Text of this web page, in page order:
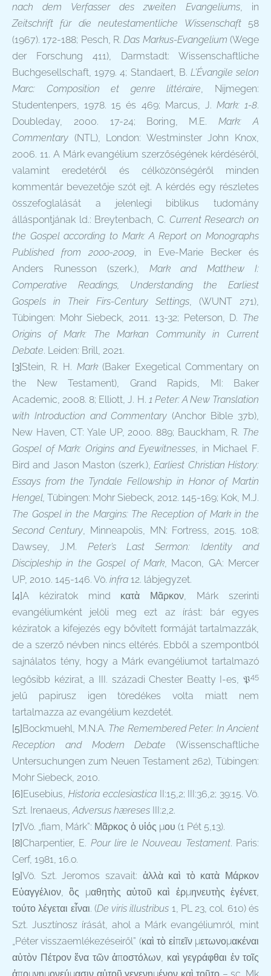
nach dem Verfasser des zweiten Evangeliums, in
Zeitschrift für die neutestamentliche Wissenschaft 58
(1967). 172-188; Pesch, R.Das Markus-Evangelium (Wege
der Forschung 411), Darmstadt: Wissenschaftliche
Buchgesellschaft, 1979. 4; Standaert, B. L’Évangile selon
Marc: Composition et genre littéraire , Nijmegen:
Studentenpers, 1978. 15 és 469; Marcus, J. Mark: 1-8.
Doubleday, 2000. 17-24; Boring, M.E.Mark: A
Commentary (NTL), London: Westminster John Knox,
2006. 11. A Márk evangélium szerzőségének kérdéséről,
valamint eredetéről és célközönségéről minden
kommentár bevezetője szót ejt. A kérdés egy részletes
összefoglalását a jelenlegi biblikus tudomány
álláspontjának ld.: Breytenbach, C. Current Research on
the Gospel according to Mark: A Report on Monographs
Published from 2000-2009 , in Eve-Marie Becker és
Anders Runesson (szerk.), Mark and Matthew I:
Comperative Readings, Understanding the Earliest
Gospels in Their Firs-Century Settings , (WUNT 271),
Tübingen: Mohr Siebeck, 2011. 13-32; Peterson, D. The
Origins of Mark: The Markan Community in Current
Debate. Leiden: Brill, 2021.
[3]Stein, R. H. Mark(Baker Exegetical Commentary on
the New Testament), Grand Rapids, MI: Baker
Academic, 2008. 8; Elliott, J. H. 1 Peter: A New Translation
with Introduction and Commentary(Anchor Bible 37b),
New Haven, CT: Yale UP, 2000. 889; Bauckham, R. The
Gospel of Mark: Origins and Eyewitnesses , in Michael F.
Bird and Jason Maston (szerk.),Earliest Christian History:
Essays from the Tyndale Fellowship in Honor of Martin
Hengel, Tübingen: Mohr Siebeck, 2012. 145-169; Kok, M.J.
The Gospel in the Margins: The Reception of Mark in the
Second Century, Minneapolis, MN: Fortress, 2015. 108;
Dawsey, J.M. Peter’s Last Sermon: Identity and
Discipleship in the Gospel of Mark, Macon, GA: Mercer
UP, 2010. 145-146. Vö. infra 12. lábjegyzet.
[4]A kéziratok mind κατὰ Μᾶρκον, Márk szerinti
evangéliumként jelöli meg ezt az írást: bár egyes
kéziratok a kifejezés egy bővített formáját tartalmazzák,
de a szerző névben nincs eltérés. Ebből a szempontból
sajnálatos tény, hogy a Márk evangéliumot tartalmazó
legősibb kézirat, a III. századi Chester Beatty I-es, 𝔓45
jelű papirusz igen töredékes volta miatt nem
tartalmazza az evangélium kezdetét.
[5]Bockmuehl, M.N.A. The Remembered Peter: In Ancient
Reception and Modern Debate (Wissenschaftliche
Untersuchungen zum Neuen Testament 262), Tübingen:
Mohr Siebeck, 2010.
[6]Eusebius, Historia ecclesiastica II:15,2; III:36,2; 39:15. Vö.
Szt. Irenaeus,Adversus hæreses III:2,2.
[7]Vö. „fiam, Márk”: Μᾶρκος ὁ υἱός μου (1 Pét 5,13).
[8]Charpentier, E. Pour lire le Nouveau Testament. Paris:
Cerf, 1981, 16.o.
[9]Vö. Szt. Jeromos szavait: ἀλλὰ καὶ τὸ κατὰ Μάρκον
Εὐαγγέλιον, ὃς μαθητὴς αὐτοῦ καὶ ἑρμηνευτὴς ἐγένετ,
τούτο λέγεται εἶναι. (De viris illustribus 1, PL 23, col. 610) és
Szt. Jusztínosz írását, ahol a Márk evangéliumról, mint
„Péter visszaemlékezéseiről” (καὶ τὸ εἰπεῖν μετωνομακέναι
αὐτὸν Πέτρον ἕνα τῶν ἀποστόλων, καὶ γεγράφθαι ἐν τοῖς